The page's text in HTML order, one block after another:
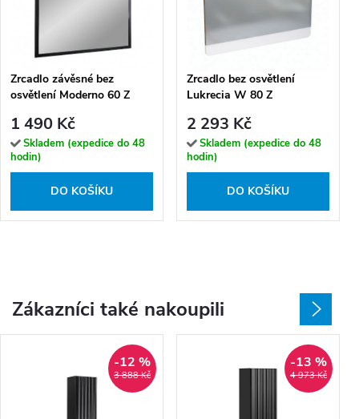
Zrcadlo závěsné bez
osvětlení Moderno 60 Z
1 490 Kč
Skladem (expedice do 48
hodin)
DO KOŠÍKU
Zrcadlo bez osvětlení
Lukrecia W 80 Z
2 293 Kč
Skladem (expedice do 48
hodin)
DO KOŠÍKU
Zákazníci také nakoupili
3 888 Kč
-12 %
4 973 Kč
-13 %